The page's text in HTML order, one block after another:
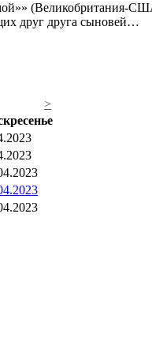
(Великобритания-
друг друга сыновей…
>